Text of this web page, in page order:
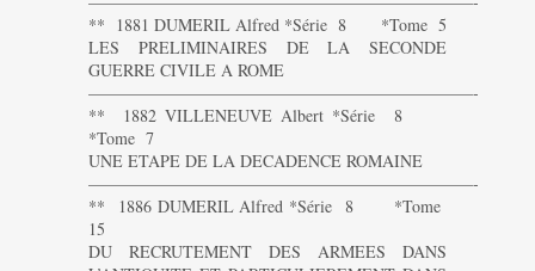
** 1881 DUMERIL Alfred *Série 8 *Tome 5
LES PRELIMINAIRES DE LA SECONDE
GUERRE CIVILE A ROME
———————————————————————-
** 1882 VILLENEUVE Albert *Série 8
*Tome 7
UNE ETAPE DE LA DECADENCE ROMAINE
———————————————————————-
** 1886 DUMERIL Alfred *Série 8 *Tome
15
DU RECRUTEMENT DES ARMEES DANS